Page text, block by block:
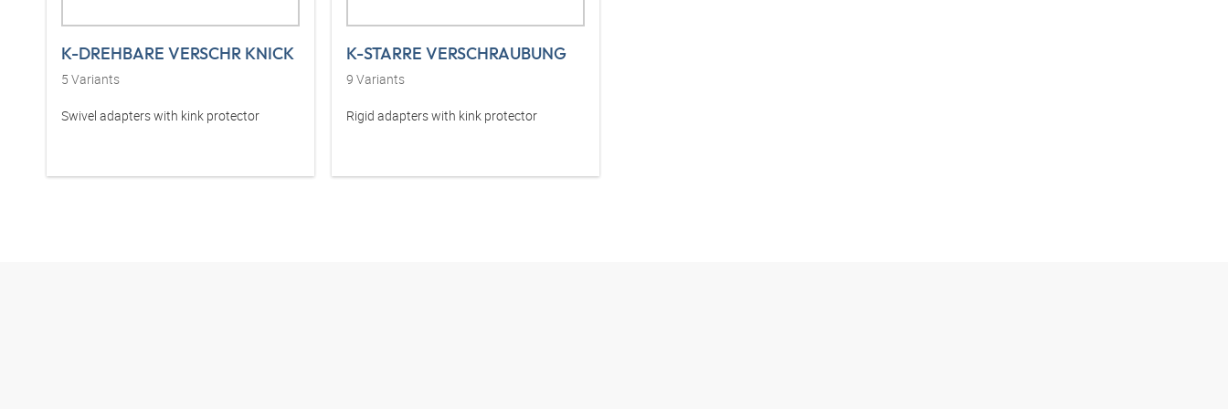
K-DREHBARE VERSCHR KNICK
5 Variants
Swivel adapters with kink protector
K-STARRE VERSCHRAUBUNG
9 Variants
Rigid adapters with kink protector